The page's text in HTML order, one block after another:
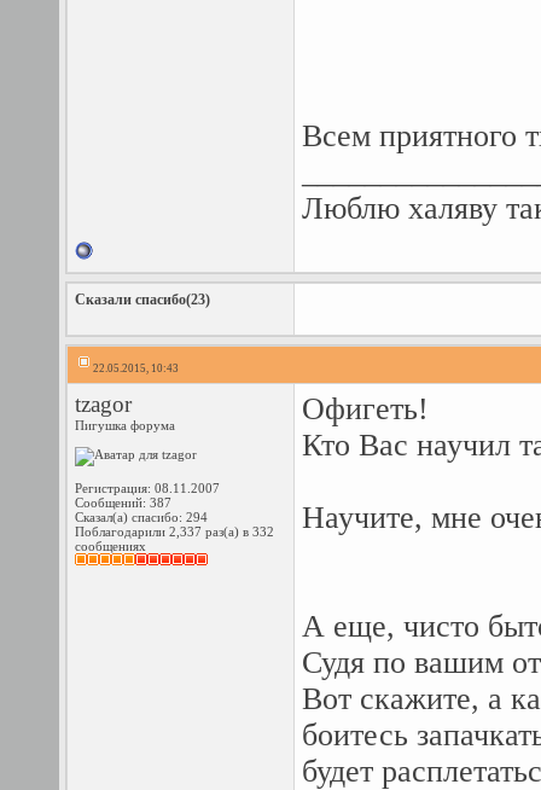
Всем приятного
Люблю халяву
Сказали спасибо(23)
22.05.2015, 10:43
tzagor
Пигушка форума
Регистрация: 08.11.2007
Сообщений: 387
Сказал(а) спасибо: 294
Поблагодарили 2,337 раз(а) в 332
сообщениях
Офигеть!
Кто Вас научил
Научите, мне
А еще, чисто
Судя по вашим
Вот скажите, а
боитесь
будет